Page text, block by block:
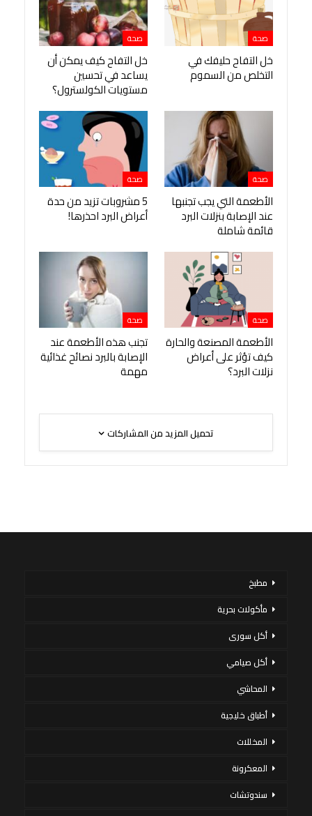
صحة
خل التفاح حليفك في
التخلص من السموم
صحة
خل التفاح كيف يمكن أن
يساعد في تحسين
مستويات الكولسترول؟
صحة
الأطعمة التي يجب تجنبها
عند الإصابة بنزلات البرد
قائمة شاملة
صحة
5 مشروبات تزيد من حدة
أعراض البرد احذرها!
صحة
الأطعمة المصنعة والحارة
كيف تؤثر على أعراض
نزلات البرد؟
صحة
تجنب هذه الأطعمة عند
الإصابة بالبرد نصائح غذائية
مهمة
تحميل المزيد من المشاركات
مطبخ
مأكولات بحرية
أكل سورى
أكل صيامي
المحاشي
أطباق خليجية
المخللات
المعكرونة
سندوتشات